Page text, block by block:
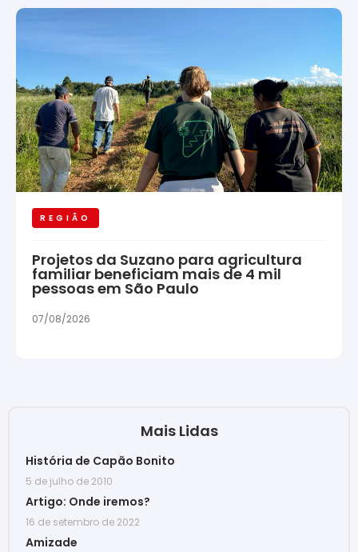
REGIÃO
Projetos da Suzano para agricultura
familiar beneficiam mais de 4 mil
pessoas em São Paulo
07/08/2026
Mais Lidas
História de Capão Bonito
5 de julho de 2010
Artigo: Onde iremos?
16 de setembro de 2022
Amizade